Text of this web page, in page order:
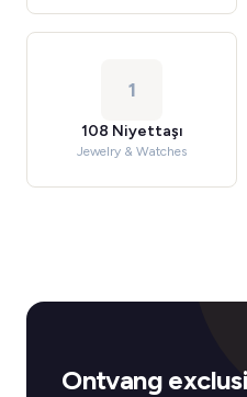
1
108 Niyettaşı
Jewelry & Watches
Ontvang